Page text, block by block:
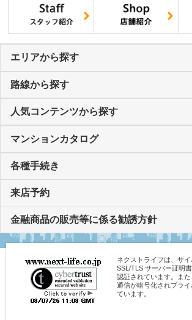
エリアから探す
路線から探す
人気コンテンツから探す
マンションカタログ
各種手続き
来店予約
金融商品の販売等に係る勧誘方針
ネクストライフは、サ
SSL/TLS サーバー証明
認証されています。ま
通信が暗号化されプラ
ています。